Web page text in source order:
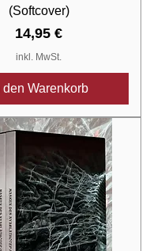
(Softcover)
Preis
14,95 €
inkl. MwSt.
den Warenkorb